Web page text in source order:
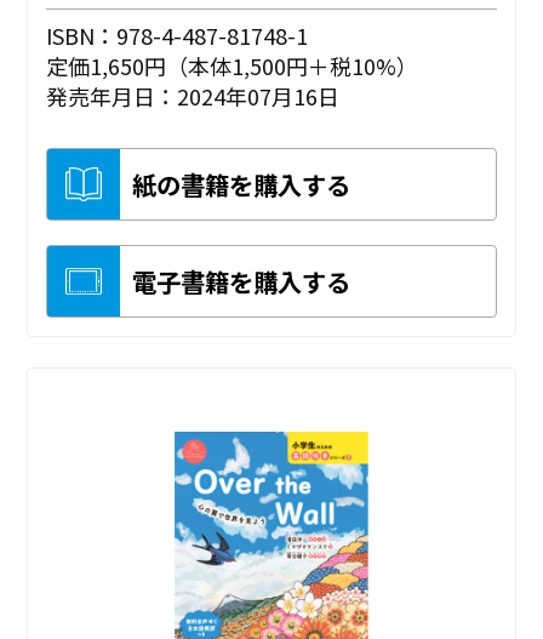
ISBN：978-4-487-81748-1
定価1,650円（本体1,500円＋税10%）
発売年月日：2024年07月16日
紙の書籍を購入する
電子書籍を購入する